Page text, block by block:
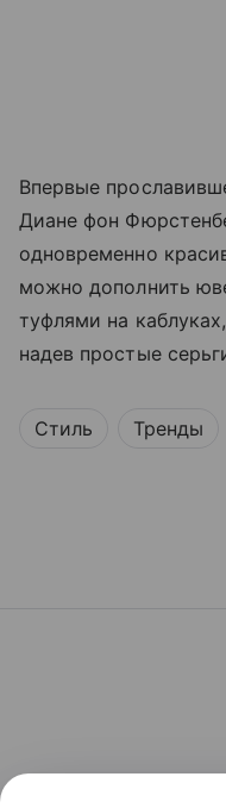
Впервые
Диане фон
одновременно
можно дополнить
туфлями на
надев простые
Стиль Тренды